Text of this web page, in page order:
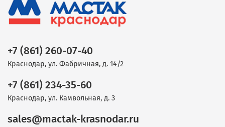
+7 (861) 260-07-40
Краснодар, ул. Фабричная, д. 14/2
+7 (861) 234-35-60
Краснодар, ул. Камвольная, д. 3
sales@mactak-krasnodar.ru